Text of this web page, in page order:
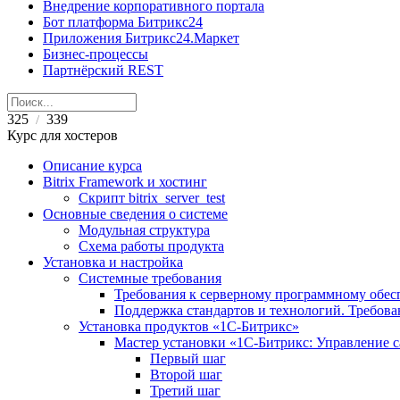
Внедрение корпоративного портала
Бот платформа Битрикс24
Приложения Битрикс24.Маркет
Бизнес-процессы
Партнёрский REST
325 / 339
Курс для хостеров
Описание курса
Bitrix Framework и хостинг
Скрипт bitrix_server_test
Основные сведения о системе
Модульная структура
Схема работы продукта
Установка и настройка
Системные требования
Требования к серверному программному
Поддержка стандартов и технологий.
Установка продуктов «1С-Битрикс»
Мастер установки «1C-Битрикс: Управление
Первый шаг
Второй шаг
Третий шаг